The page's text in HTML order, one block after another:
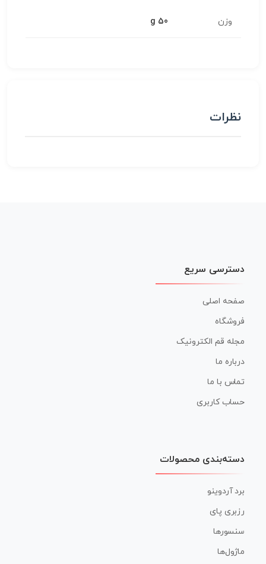
وزن 50 g
نظرات
دسترسی سریع
صفحه اصلی
فروشگاه
مجله قم الکترونیک
درباره ما
تماس با ما
حساب کاربری
دسته‌بندی محصولات
برد آردوینو
رزبری پای
سنسورها
ماژول‌ها